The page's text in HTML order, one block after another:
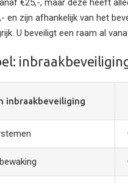
€25,-, maar deze heeft
en zijn afhankelijk van het
U beveiligt een raam al
inbraakbeveiliging